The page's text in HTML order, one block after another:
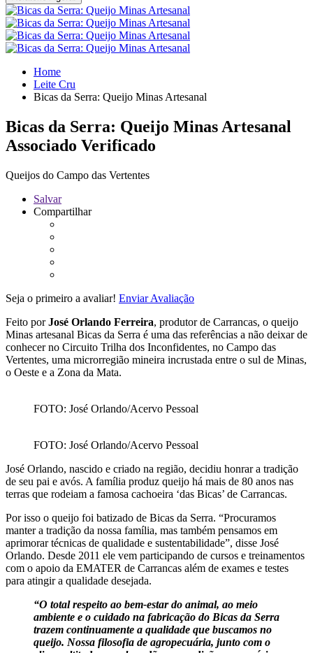
Home
Leite Cru
Bicas da Serra: Queijo Minas Artesanal
Bicas da Serra: Queijo Minas Artesanal
Associado Verificado
Queijos do Campo das Vertentes
Salvar
Compartilhar
Seja o primeiro a avaliar! Enviar Avaliação
Feito porJosé Orlando Ferreira, produtor de Carrancas, o queijo
Minas artesanal Bicas da Serra é uma das referências a não deixar de
conhecer no Circuito Trilha dos Inconfidentes, no Campo das
Vertentes, uma microrregião mineira incrustada entre o sul de Minas,
o Oeste e a Zona da Mata.
FOTO: José Orlando/Acervo Pessoal
FOTO: José Orlando/Acervo Pessoal
José Orlando, nascido e criado na região, decidiu honrar a tradição
de seu pai e avós. A família produz queijo há mais de 80 anos nas
terras que rodeiam a famosa cachoeira ‘das Bicas’ de Carrancas.
Por isso o queijo foi batizado de Bicas da Serra. “Procuramos
manter a tradição da nossa família, mas também pensamos em
aprimorar técnicas de qualidade e sustentabilidade”, disse José
Orlando. Desde 2011 ele vem participando de cursos e treinamentos
com o apoio da EMATER de Carrancas além de exames e testes
para atingir a qualidade desejada.
“O total respeito ao bem-estar do animal, ao meio
ambiente e o cuidado na fabricação do Bicas da Serra
trazem continuamente a qualidade que buscamos no
queijo. Nossa filosofia de agropecuária, junto com o